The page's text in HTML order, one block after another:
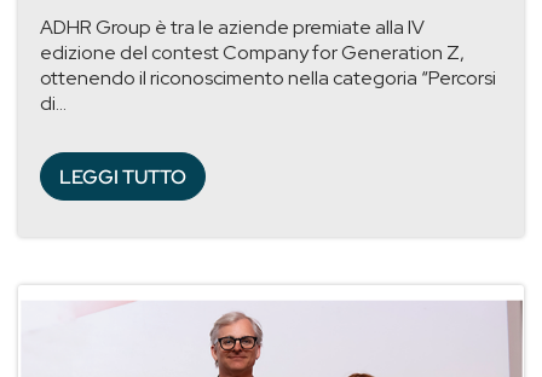
ADHR Group è tra le aziende premiate alla IV
edizione del contest Company for Generation Z,
ottenendo il riconoscimento nella categoria “Percorsi
di...
LEGGI TUTTO